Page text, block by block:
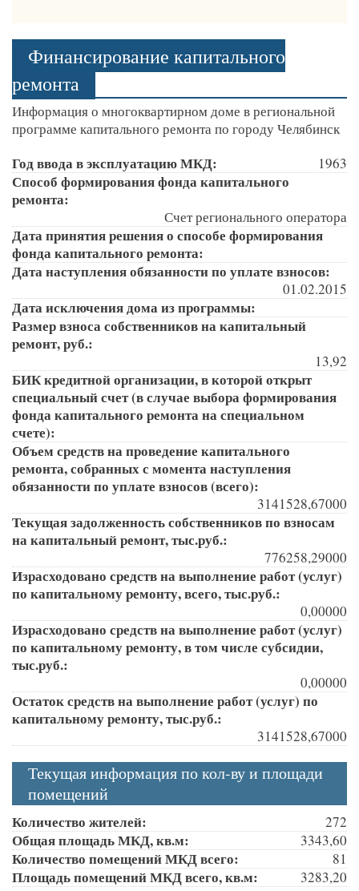
Финансирование капитального
ремонта
Информация о многоквартирном доме в региональной
программе капитального ремонта по городу Челябинск
Год ввода в эксплуатацию МКД: 1963
Способ формирования фонда капитального
ремонта:
Счет регионального оператора
Дата принятия решения о способе формирования
фонда капитального ремонта:
Дата наступления обязанности по уплате взносов:
01.02.2015
Дата исключения дома из программы:
Размер взноса собственников на капитальный
ремонт, руб.:
13,92
БИК кредитной организации, в которой открыт
специальный счет (в случае выбора формирования
фонда капитального ремонта на специальном
счете):
Объем средств на проведение капитального
ремонта, собранных с момента наступления
обязанности по уплате взносов (всего):
3141528,67000
Текущая задолженность собственников по взносам
на капитальный ремонт, тыс.руб.:
776258,29000
Израсходовано средств на выполнение работ (услуг)
по капитальному ремонту, всего, тыс.руб.:
0,00000
Израсходовано средств на выполнение работ (услуг)
по капитальному ремонту, в том числе субсидии,
тыс.руб.:
0,00000
Остаток средств на выполнение работ (услуг) по
капитальному ремонту, тыс.руб.:
3141528,67000
Текущая информация по кол-ву и площади
помещений
Количество жителей: 272
Общая площадь МКД, кв.м: 3343,60
Количество помещений МКД всего: 81
Площадь помещений МКД всего, кв.м: 3283,20